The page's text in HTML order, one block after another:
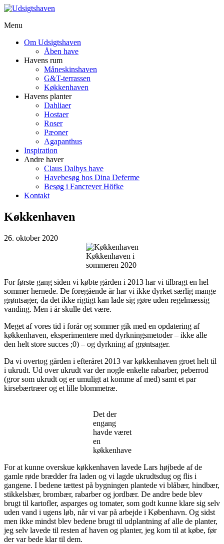
Menu
Om Udsigtshaven
Åben have
Havens rum
Måneskinshaven
G&T-terrassen
Køkkenhaven
Havens planter
Dahliaer
Hostaer
Roser
Pæoner
Agapanthus
Inspiration
Andre haver
Claus Dalbys have
Havebesøg hos Dina Deferme
Besøg i Fancrever Höfke
Kontakt
Køkkenhaven
26. oktober 2020
Køkkenhaven i
sommeren 2020
For første gang siden vi købte gården i 2013 har vi tilbragt en hel
sommer hernede. De foregående år har vi ikke dyrket særlig mange
grøntsager, da det ikke rigtigt kan lade sig gøre uden regelmæssig
vanding. Men i år skulle det være.
Meget af vores tid i forår og sommer gik med en opdatering af
køkkenhaven, eksperimentere med dyrkningsmetoder – ikke alle
den helt store succes ;0) – og dyrkning af grøntsager.
Da vi overtog gården i efteråret 2013 var køkkenhaven groet helt til
i ukrudt. Ud over ukrudt var der nogle enkelte rabarber, peberrod
(gror som ukrudt og er umuligt at komme af med) samt et par
kirsebærtræer og et lille blommetræ.
Det der
engang
havde været
en
køkkenhave
For at kunne overskue køkkenhaven lavede Lars højbede af de
gamle røde brædder fra laden og vi lagde ukrudtsdug og flis i
gangene. I bedene tættest på bygningen plantede vi blåbær, hindbær,
stikkelsbær, brombær, rabarber og jordbær. De andre bede blev
brugt til kartofler, asparges og tomater, som godt kunne klare sig selv
uden vand i ugens løb, når vi var på arbejde i København. Og sidst
men ikke mindst blev bedene brugt til udplantning af alle de planter,
jeg selv lavede til resten af haven og planter, jeg kom til at købe, før
der var bede klar til dem.